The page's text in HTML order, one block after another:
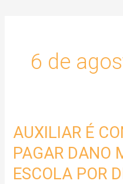
6 de
AUXILIAR É
PAGAR DANO
ESCOLA POR
AUXILIAR
É
CONDENADA
A